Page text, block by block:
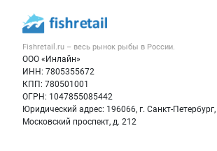
Важные разделы и контакты
Fishretail.ru – весь рынок рыбы в России.
ООО «Инлайн»
ИНН: 7805355672
КПП: 780501001
ОГРН: 1047855085442
Юридический адрес: 196066, г. Санкт-Петербург,
Московский проспект, д. 212